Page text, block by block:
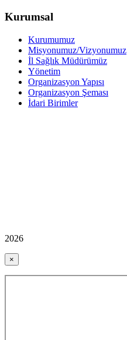
Kurumsal
Kurumumuz
Misyonumuz/Vizyonumuz
İl Sağlık Müdürümüz
Yönetim
Organizasyon Yapısı
Organizasyon Şeması
İdari Birimler
2026
×